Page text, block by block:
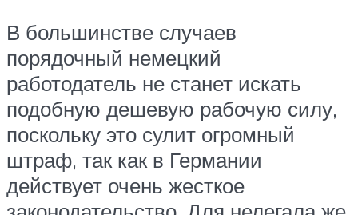
В большинстве случаев
порядочный немецкий
работодатель не станет искать
подобную дешевую рабочую силу,
поскольку это сулит огромный
штраф, так как в Германии
действует очень жесткое